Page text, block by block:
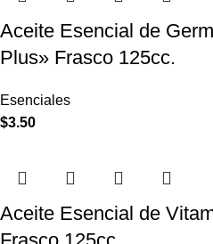
Aceite Esencial de
Plus» Frasco 125cc.
Esenciales
$3.50
Aceite Esencial de